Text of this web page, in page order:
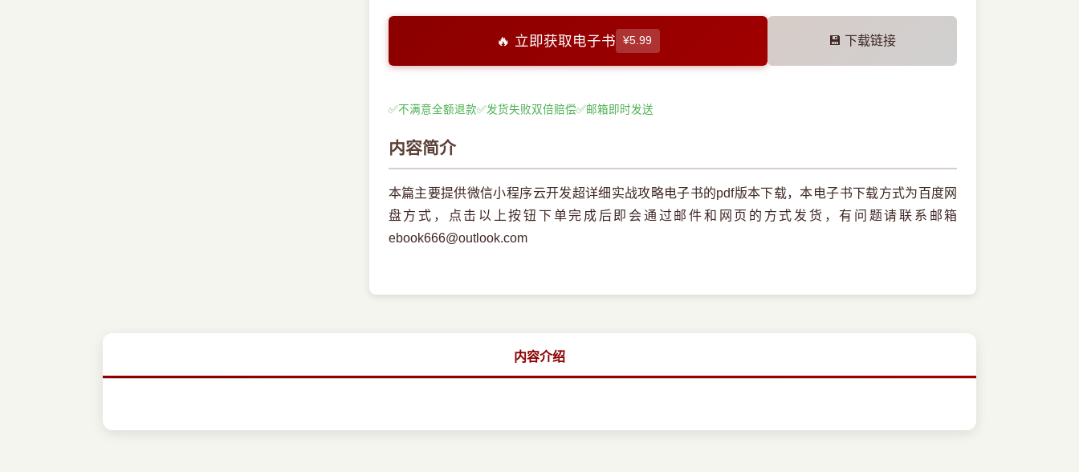
🔥 立即获取电子书 ¥5.99 💾 下载链接
✅不满意全额退款✅发货失败双倍赔偿✅邮箱即时发送
内容简介
本篇主要提供微信小程序云开发超详细实战攻略电子书的pdf版本下载，本电子书下载方式为百度网
盘方式，点击以上按钮下单完成后即会通过邮件和网页的方式发货，有问题请联系邮箱
ebook666@outlook.com
内容介绍